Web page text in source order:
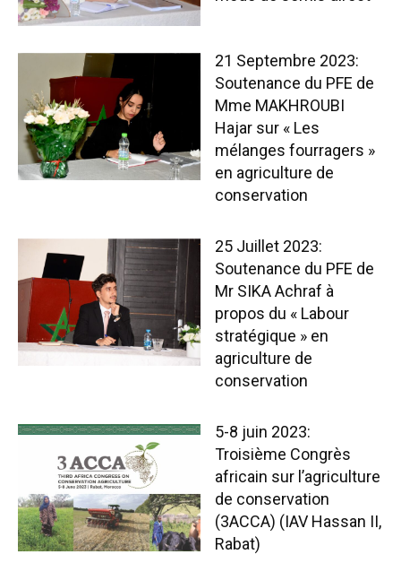
21 Septembre 2023:
Soutenance du PFE de
Mme MAKHROUBI
Hajar sur « Les
mélanges fourragers »
en agriculture de
conservation
25 Juillet 2023:
Soutenance du PFE de
Mr SIKA Achraf à
propos du « Labour
stratégique » en
agriculture de
conservation
5-8 juin 2023:
Troisième Congrès
africain sur l’agriculture
de conservation
(3ACCA) (IAV Hassan II,
Rabat)